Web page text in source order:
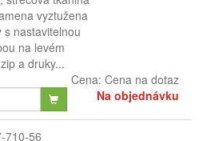
vyztužena
nastavitelnou
na levém
a druky...
Cena: Cena na dotaz
Na objednávku
710-56